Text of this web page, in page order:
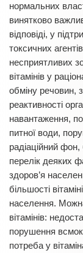
нормальних
винятково
відповіді, у
токсичних
несприятливих
вітамінів у
обміну речовин,
реактивності
навантаження,
питної води,
радіаційний
перелік деяких
здоров’я
більшості
населення.
вітамінів:
порушення
потреба у